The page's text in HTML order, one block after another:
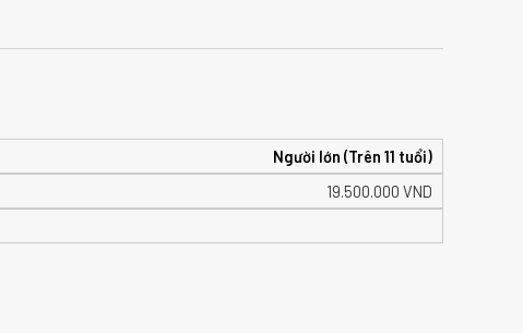
Người lớn (Trên 11 tuổi)
19.500.000 VND